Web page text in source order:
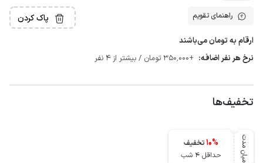
راهنمای تقویم پاک کردن
ارقام به تومان می‌باشند
نرخ هر نفر اضافه: +350٬000 تومان / بیشتر از 4 نفر
تخفیف‌ها
میان مدت 10%
تخفیف
حداقل 4 شب